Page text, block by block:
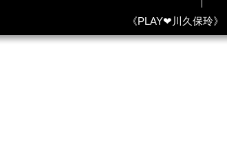
《PLAY❤川久保玲》